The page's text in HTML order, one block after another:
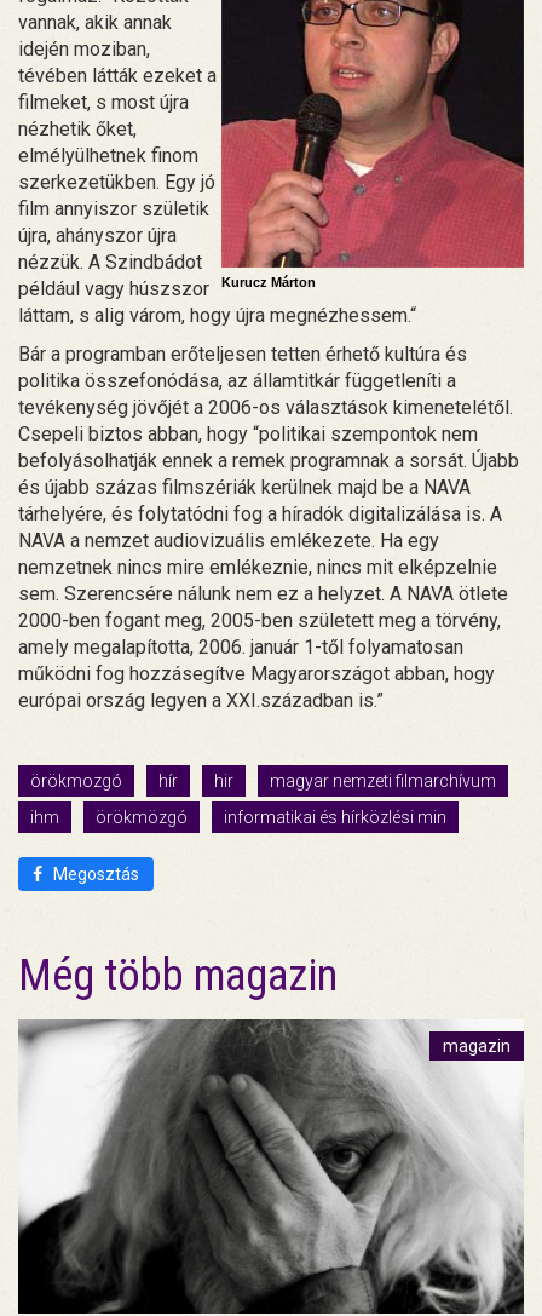
Kurucz Márton
vannak, akik annak
idején moziban,
tévében látták ezeket a
filmeket, s most újra
nézhetik őket,
elmélyülhetnek finom
szerkezetükben. Egy jó
film annyiszor születik
újra, ahányszor újra
nézzük. A Szindbádot
például vagy húszszor
láttam, s alig várom, hogy újra megnézhessem.“
Bár a programban erőteljesen tetten érhető kultúra és
politika összefonódása, az államtitkár függetleníti a
tevékenység jövőjét a 2006-os választások kimenetelétől.
Csepeli biztos abban, hogy “politikai szempontok nem
befolyásolhatják ennek a remek programnak a sorsát. Újabb
és újabb százas filmszériák kerülnek majd be a NAVA
tárhelyére, és folytatódni fog a híradók digitalizálása is. A
NAVA a nemzet audiovizuális emlékezete. Ha egy
nemzetnek nincs mire emlékeznie, nincs mit elképzelnie
sem. Szerencsére nálunk nem ez a helyzet. A NAVA ötlete
2000-ben fogant meg, 2005-ben született meg a törvény,
amely megalapította, 2006. január 1-től folyamatosan
működni fog hozzásegítve Magyarországot abban, hogy
európai ország legyen a XXI.században is.”
örökmozgó hír hir
magyar nemzeti filmarchívum
ihm
örökmözgó informatikai és hírközlési min
Megosztás
Még több magazin
magazin